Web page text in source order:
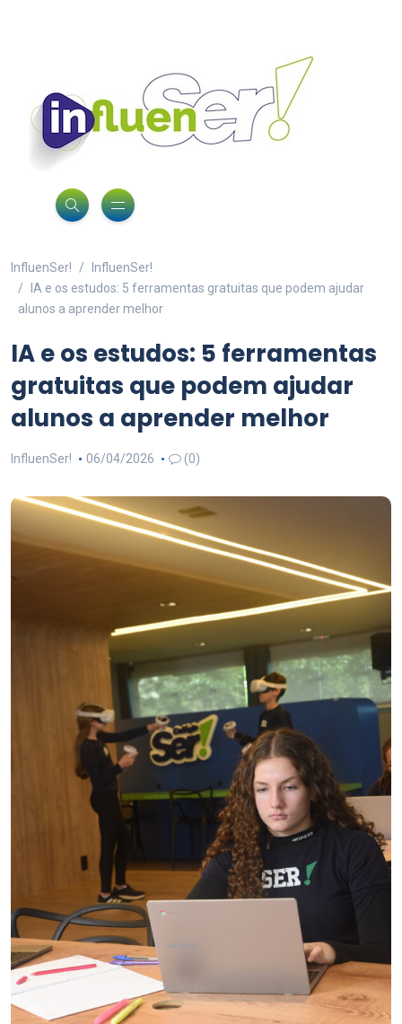
InfluenSer!
InfluenSer!
IA e os estudos: 5 ferramentas gratuitas que podem ajudar
alunos a aprender melhor
IA e os estudos: 5 ferramentas
gratuitas que podem ajudar
alunos a aprender melhor
InfluenSer! 06/04/2026 (0)